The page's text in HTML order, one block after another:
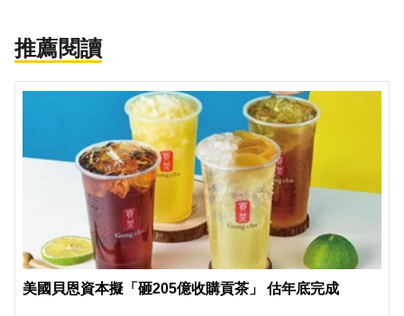
推薦閱讀
美國貝恩資本擬「砸205億收購貢茶」 估年底完成